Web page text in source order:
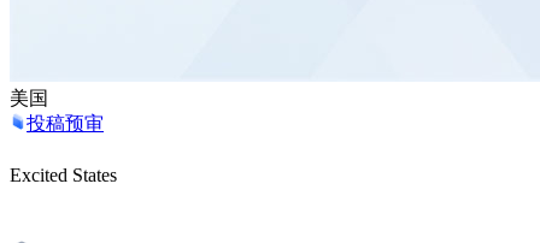
美国
投稿预审
Excited States